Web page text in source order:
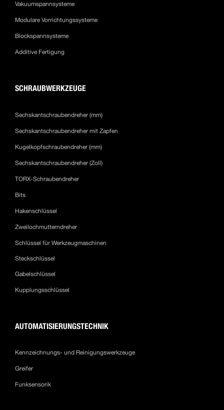
Vakuumspannsysteme
Modulare Vorrichtungssysteme
Blockspannsysteme
Additive Fertigung
SCHRAUBWERKZEUGE
Sechskantschraubendreher (mm)
Sechskantschraubendreher mit Zapfen
Kugelkopfschraubendreher (mm)
Sechskantschraubendreher (Zoll)
TORX-Schraubendreher
Bits
Hakenschlüssel
Zweilochmutterndreher
Schlüssel für Werkzeugmaschinen
Steckschlüssel
Gabelschlüssel
Kupplungsschlüssel
AUTOMATISIERUNGSTECHNIK
Kennzeichnungs- und Reinigungswerkzeuge
Greifer
Funksensorik